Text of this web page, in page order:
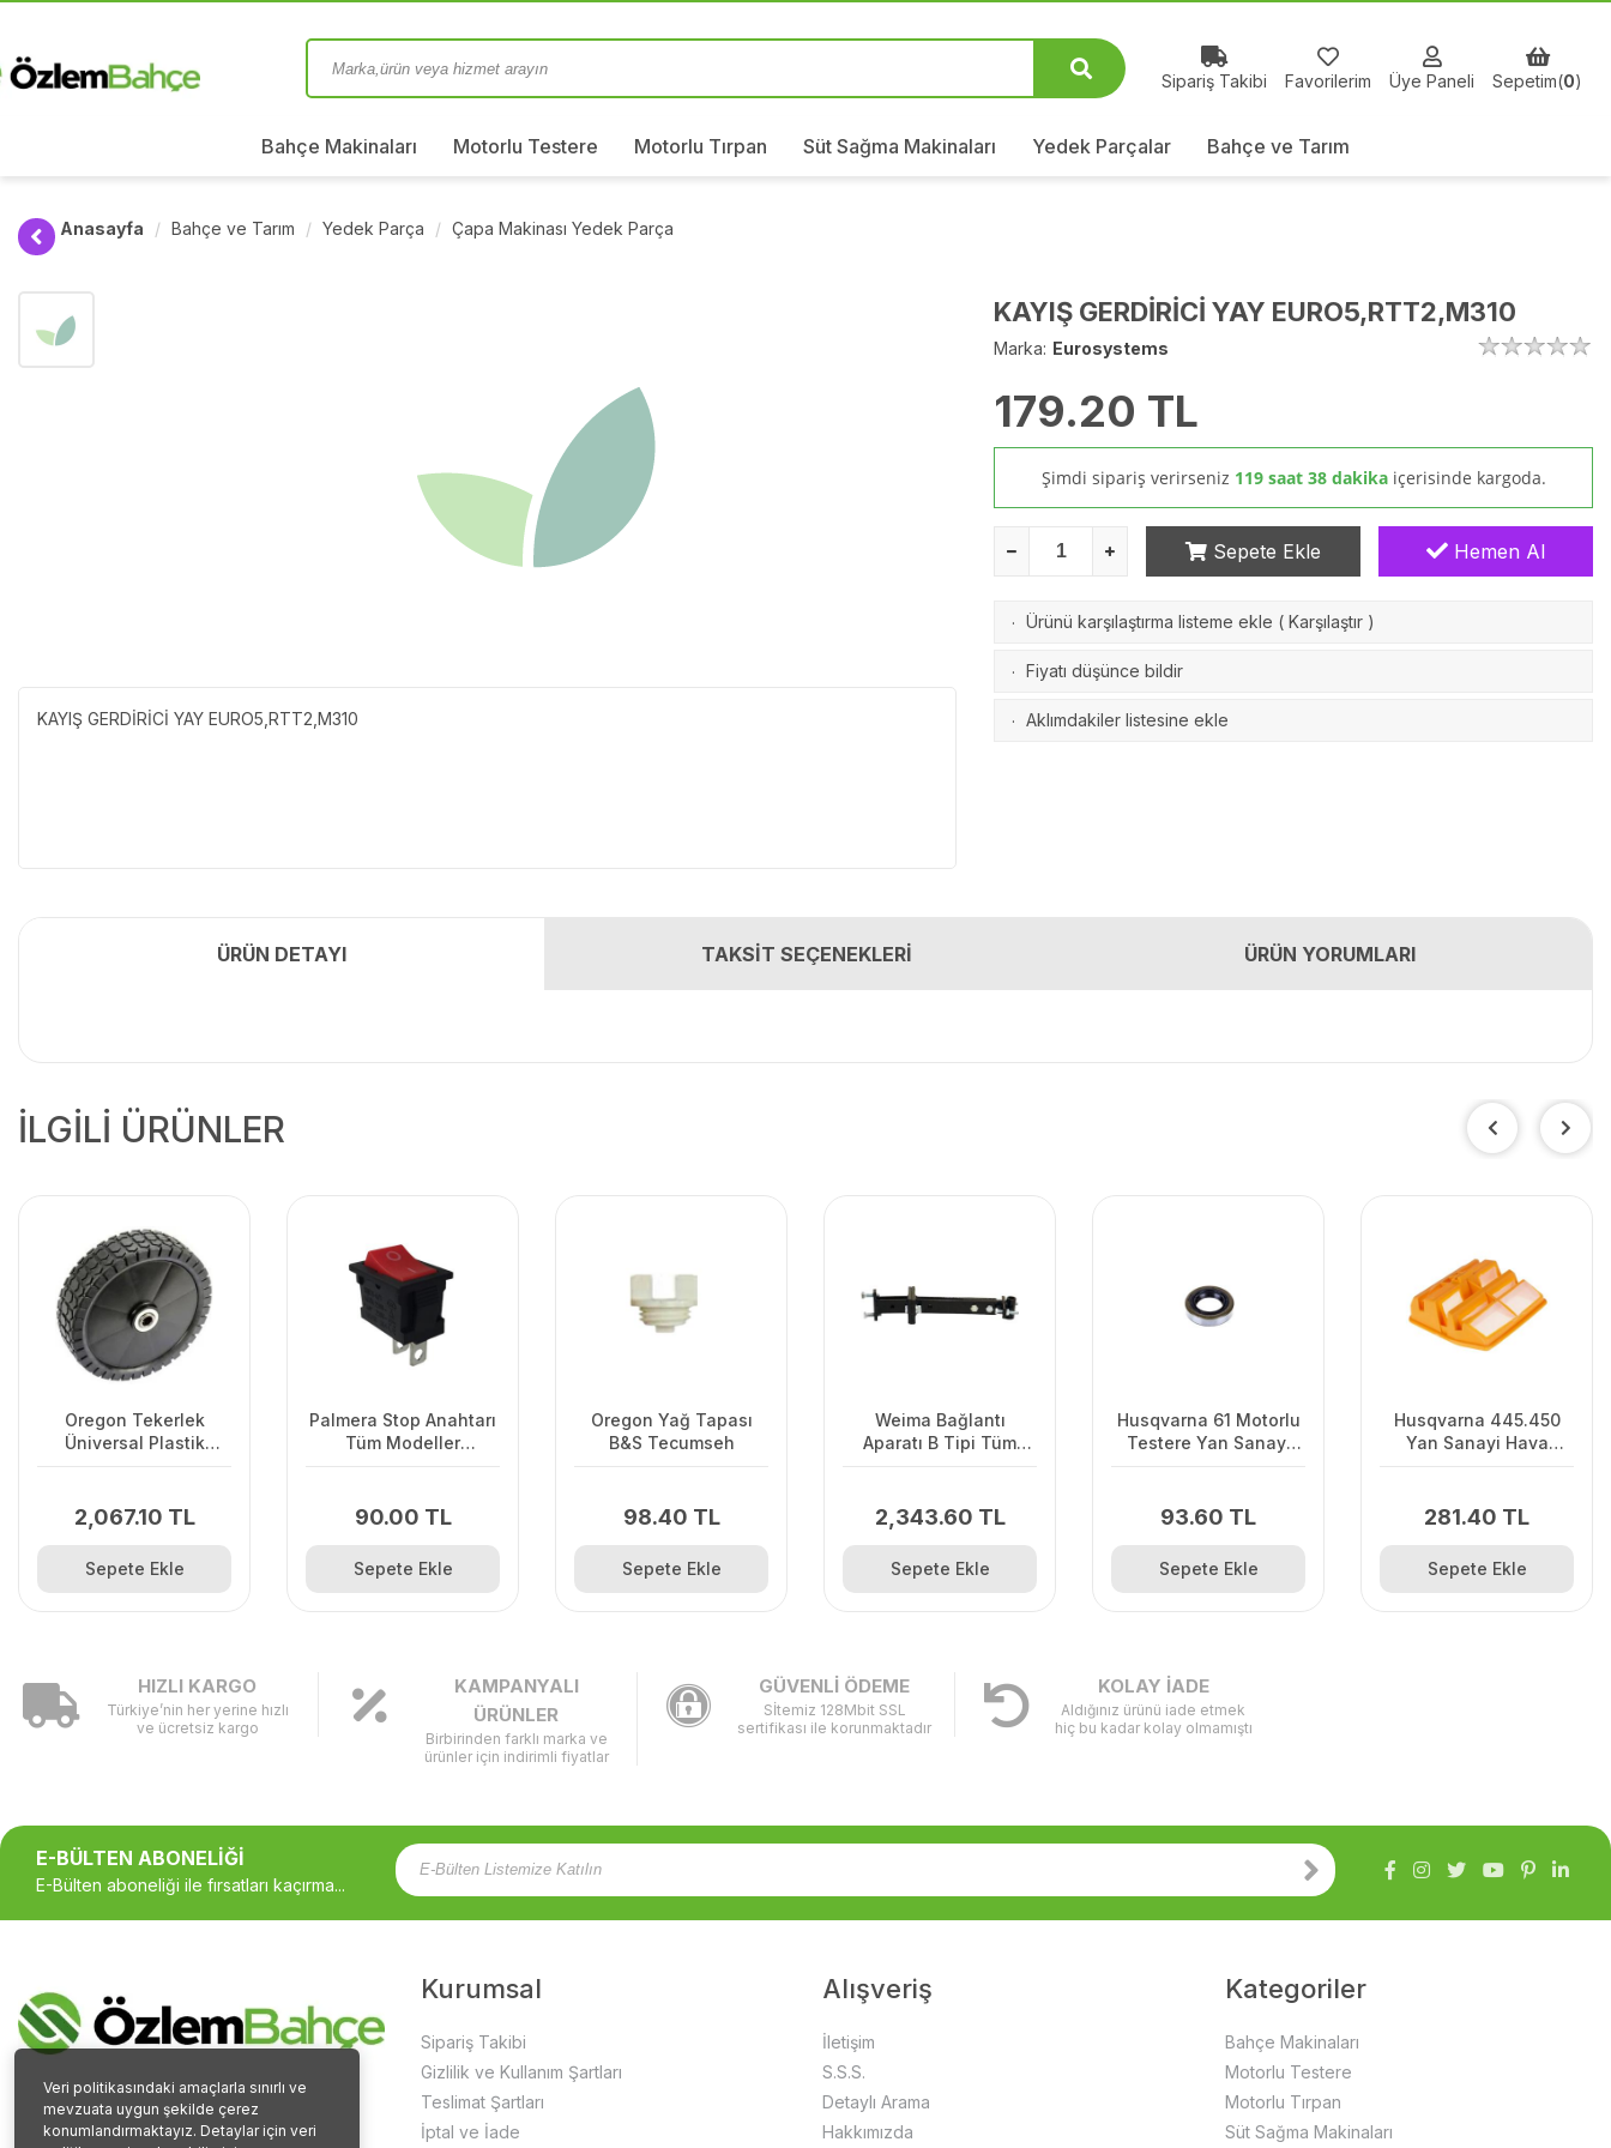
Veri politikasındaki amaçlarla sınırlı ve
mevzuata uygun şekilde çerez
konumlandırmaktayız. Detaylar için veri
Sipariş Takibi Favorilerim Üye Paneli Sepetim(0)
Bahçe Makinaları Motorlu Testere Motorlu Tırpan Süt Sağma Makinaları Yedek Parçalar Bahçe ve Tarım
Anasayfa Bahçe ve Tarım Yedek Parça Çapa Makinası Yedek Parça
KAYIŞ GERDİRİCİ YAY EURO5,RTT2,M310
KAYIŞ GERDİRİCİ YAY EURO5,RTT2,M310
Marka: Eurosystems
179.20 TL
Şimdi sipariş verirseniz 119 saat 38 dakika içerisinde kargoda.
Sepete Ekle Hemen Al
· Ürünü karşılaştırma listeme ekle ( Karşılaştır )
· Fiyatı düşünce bildir
· Aklımdakiler listesine ekle
ÜRÜN DETAYI TAKSİT SEÇENEKLERİ ÜRÜN YORUMLARI
İLGİLİ ÜRÜNLER
Oregon Tekerlek
Üniversal Plastik
2,067.10 TL
Sepete Ekle
Palmera Stop Anahtarı
Tüm Modeller
90.00 TL
Sepete Ekle
Oregon Yağ Tapası
B&S Tecumseh
98.40 TL
Sepete Ekle
Weima Bağlantı
Aparatı B Tipi Tüm
2,343.60 TL
Sepete Ekle
Husqvarna 61 Motorlu
Testere Yan Sanayi
93.60 TL
Sepete Ekle
Husqvarna 445.450
Yan Sanayi Hava
281.40 TL
Sepete Ekle
HIZLI KARGO
Türkiye’nin her yerine hızlı
ve ücretsiz kargo
KAMPANYALI
ÜRÜNLER
Birbirinden farklı marka ve
ürünler için indirimli fiyatlar
GÜVENLİ ÖDEME
Sİtemiz 128Mbit SSL
sertifikası ile korunmaktadır
KOLAY İADE
Aldığınız ürünü iade etmek
hiç bu kadar kolay olmamıştı
E-BÜLTEN ABONELİĞİ
E-Bülten aboneliği ile fırsatları kaçırma...
Kurumsal
Sipariş Takibi
Gizlilik ve Kullanım Şartları
Teslimat Şartları
İptal ve İade
Alışveriş
İletişim
S.S.S.
Detaylı Arama
Hakkımızda
Kategoriler
Bahçe Makinaları
Motorlu Testere
Motorlu Tırpan
Süt Sağma Makinaları